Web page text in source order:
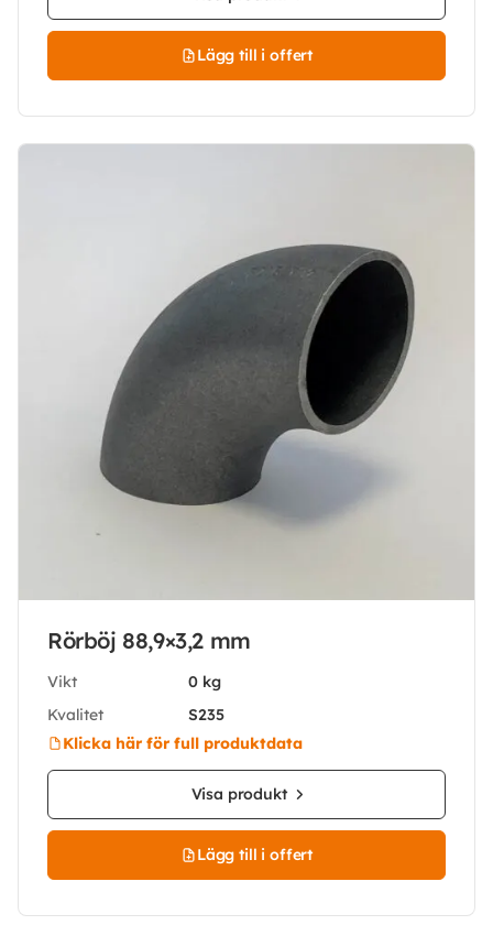
Lägg till i offert
Rörböj 88,9×3,2 mm
Vikt
0 kg
Kvalitet
S235
Klicka här för full produktdata
Visa produkt
Lägg till i offert